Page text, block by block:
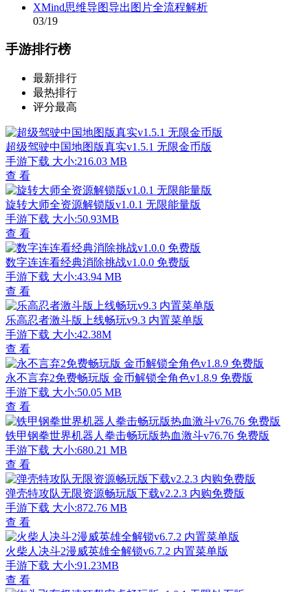
XMind思维导图导出图片全流程解析
03/19
手游排行榜
最新排行
最热排行
评分最高
超级驾驶中国地图版真实v1.5.1 无限金币版
手游下载 大小:216.03 MB
查 看
旋转大师全资源解锁版v1.0.1 无限能量版
手游下载 大小:50.93MB
查 看
数字连连看经典消除挑战v1.0.0 免费版
手游下载 大小:43.94 MB
查 看
乐高忍者激斗版上线畅玩v9.3 内置菜单版
手游下载 大小:42.38M
查 看
永不言弃2免费畅玩版 金币解锁全角色v1.8.9 免费版
手游下载 大小:50.05 MB
查 看
铁甲钢拳世界机器人拳击畅玩版热血激斗v76.76 免费版
手游下载 大小:680.21 MB
查 看
弹壳特攻队无限资源畅玩版下载v2.2.3 内购免费版
手游下载 大小:872.76 MB
查 看
火柴人决斗2漫威英雄全解锁v6.7.2 内置菜单版
手游下载 大小:91.23MB
查 看